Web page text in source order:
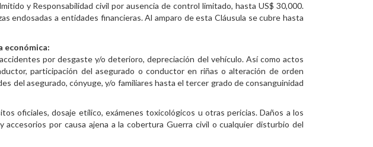
y Responsabilidad civil por ausencia de control limitado, hasta US$ 30,000.
endosadas a entidades financieras. Al amparo de esta Cláusula se cubre hasta
económica:
por desgaste y/o deterioro, depreciación del vehículo. Así como actos
participación del asegurado o conductor en riñas o alteración de orden
del asegurado, cónyuge, y/o familiares hasta el tercer grado de consanguinidad
oficiales, dosaje etílico, exámenes toxicológicos u otras pericias. Daños a los
por causa ajena a la cobertura Guerra civil o cualquier disturbio del